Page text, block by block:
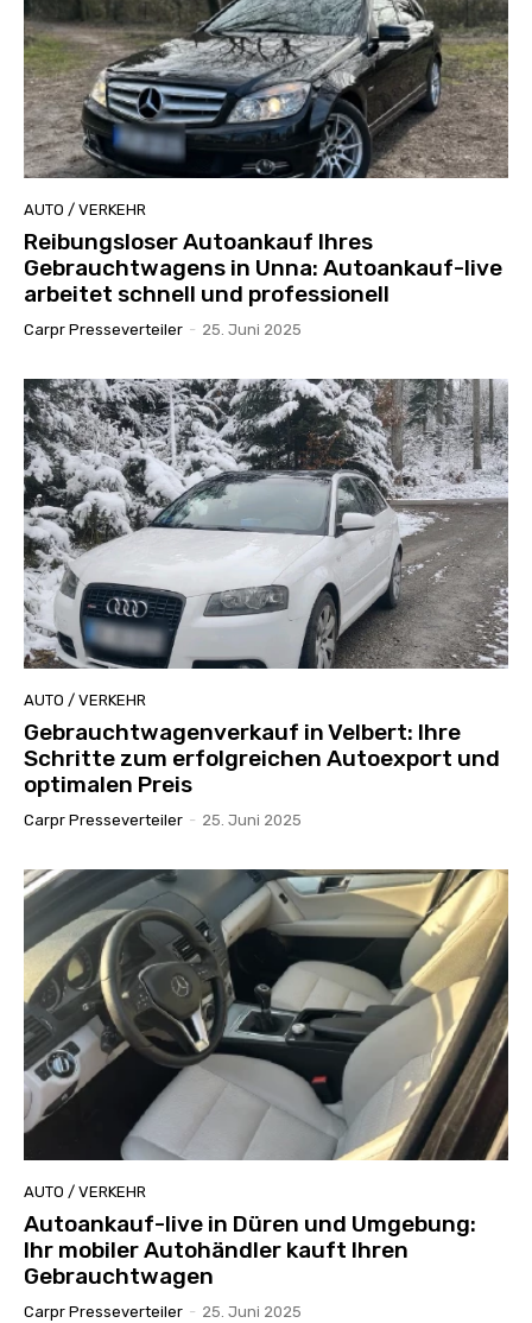
AUTO / VERKEHR
Reibungsloser Autoankauf Ihres
Gebrauchtwagens in Unna: Autoankauf-live
arbeitet schnell und professionell
Carpr Presseverteiler - 25. Juni 2025
AUTO / VERKEHR
Gebrauchtwagenverkauf in Velbert: Ihre
Schritte zum erfolgreichen Autoexport und
optimalen Preis
Carpr Presseverteiler - 25. Juni 2025
AUTO / VERKEHR
Autoankauf-live in Düren und Umgebung:
Ihr mobiler Autohändler kauft Ihren
Gebrauchtwagen
Carpr Presseverteiler - 25. Juni 2025